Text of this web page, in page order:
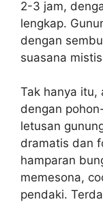
2-3 jam,
lengkap.
dengan
suasana
Tak hanya itu,
dengan
letusan
dramatis dan
hamparan
memesona,
pendaki.